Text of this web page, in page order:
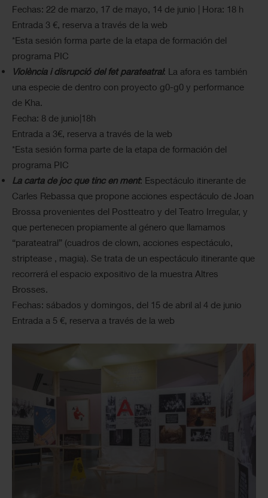
Fechas: 22 de marzo, 17 de mayo, 14 de junio | Hora: 18 h
Entrada 3 €, reserva a través de la web
*Esta sesión forma parte de la etapa de formación del
programa PIC
Violència i disrupció del fet parateatral: La afora es también
una especie de dentro con proyecto g0-g0 y performance
de Kha.
Fecha: 8 de junio|18h
Entrada a 3€, reserva a través de la web
*Esta sesión forma parte de la etapa de formación del
programa PIC
La carta de joc que tinc en ment: Espectáculo itinerante de
Carles Rebassa que propone acciones espectáculo de Joan
Brossa provenientes del Postteatro y del Teatro Irregular, y
que pertenecen propiamente al género que llamamos
“parateatral” (cuadros de clown, acciones espectáculo,
striptease , magia). Se trata de un espectáculo itinerante que
recorrerá el espacio expositivo de la muestra Altres
Brosses.
Fechas: sábados y domingos, del 15 de abril al 4 de junio
Entrada a 5 €, reserva a través de la web